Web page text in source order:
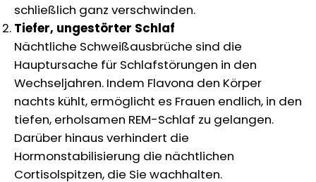
schließlich ganz verschwinden.
Tiefer, ungestörter Schlaf
Nächtliche Schweißausbrüche sind die
Hauptursache für Schlafstörungen in den
Wechseljahren. Indem Flavona den Körper
nachts kühlt, ermöglicht es Frauen endlich, in den
tiefen, erholsamen REM-Schlaf zu gelangen.
Darüber hinaus verhindert die
Hormonstabilisierung die nächtlichen
Cortisolspitzen, die Sie wachhalten.